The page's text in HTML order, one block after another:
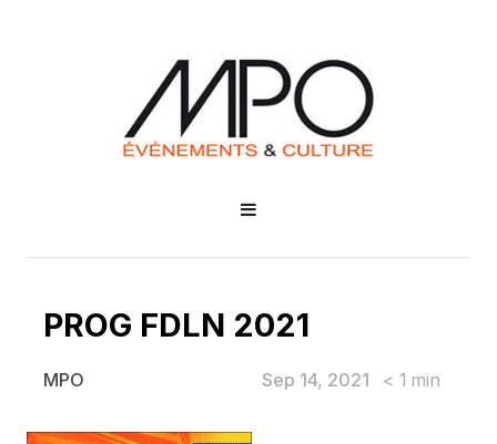
PROG FDLN 2021
MPO Sep 14, 2021 < 1 min